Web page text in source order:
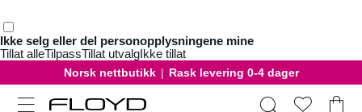
Ikke selg eller del personopplysningene mine
Tillat alleTilpassTillat utvalgIkke tillat
Norsk nettbutikk | Rask levering 0-4 dager